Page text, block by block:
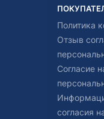
Политика
Отзыв
Согласие
согласия